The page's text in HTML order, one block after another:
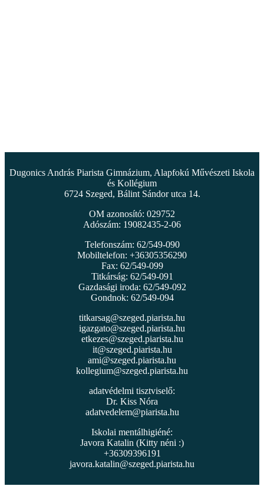
Dugonics András Piarista Gimnázium, Alapfokú Művészeti Iskola
és Kollégium
6724 Szeged, Bálint Sándor utca 14.
OM azonosító: 029752
Adószám: 19082435-2-06
Telefonszám: 62/549-090
Mobiltelefon: +36305356290
Fax: 62/549-099
Titkárság: 62/549-091
Gazdasági iroda: 62/549-092
Gondnok: 62/549-094
titkarsag@szeged.piarista.hu
igazgato@szeged.piarista.hu
etkezes@szeged.piarista.hu
it@szeged.piarista.hu
ami@szeged.piarista.hu
kollegium@szeged.piarista.hu
adatvédelmi tisztviselő:
Dr. Kiss Nóra
adatvedelem@piarista.hu
Iskolai mentálhigiéné:
Javora Katalin (Kitty néni :)
+36309396191
javora.katalin@szeged.piarista.hu